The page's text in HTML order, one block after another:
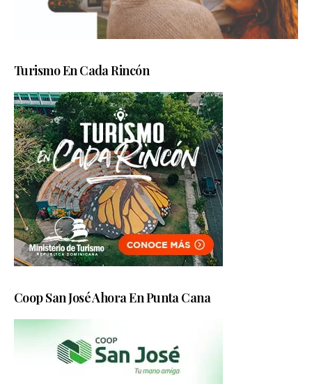
Turismo En Cada Rincón
Coop San José Ahora En Punta Cana